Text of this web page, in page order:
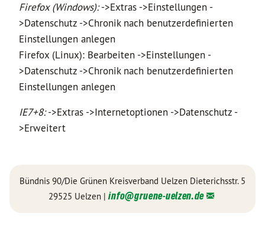
Firefox (Windows):->Extras ->Einstellungen -
>Datenschutz ->Chronik nach benutzerdefinierten
Einstellungen anlegen
Firefox (Linux): Bearbeiten ->Einstellungen -
>Datenschutz ->Chronik nach benutzerdefinierten
Einstellungen anlegen
IE7+8:->Extras ->Internetoptionen ->Datenschutz -
>Erweitert
Bündnis 90/Die Grünen Kreisverband Uelzen Dieterichsstr. 5
29525 Uelzen |info@gruene-uelzen.de